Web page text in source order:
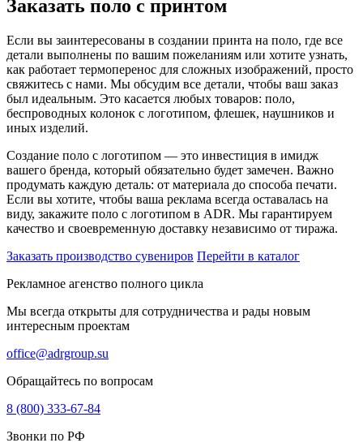
Заказать поло с принтом
Если вы заинтересованы в создании принта на поло, где все
детали выполнены по вашим пожеланиям или хотите узнать,
как работает термоперенос для сложных изображений, просто
свяжитесь с нами. Мы обсудим все детали, чтобы ваш заказ
был идеальным. Это касается любых товаров: поло,
беспроводных колонок с логотипом, флешек, наушников и
иных изделий.
Создание поло с логотипом — это инвестиция в имидж
вашего бренда, который обязательно будет замечен. Важно
продумать каждую деталь: от материала до способа печати.
Если вы хотите, чтобы ваша реклама всегда оставалась на
виду, закажите поло с логотипом в ADR. Мы гарантируем
качество и своевременную доставку независимо от тиража.
Заказать производство сувениров Перейти в каталог
Рекламное агенство полного цикла
Мы всегда открыты для сотрудничества и рады новым
интересным проектам
office@adrgroup.su
Обращайтесь по вопросам
8 (800) 333-67-84
Звонки по РФ